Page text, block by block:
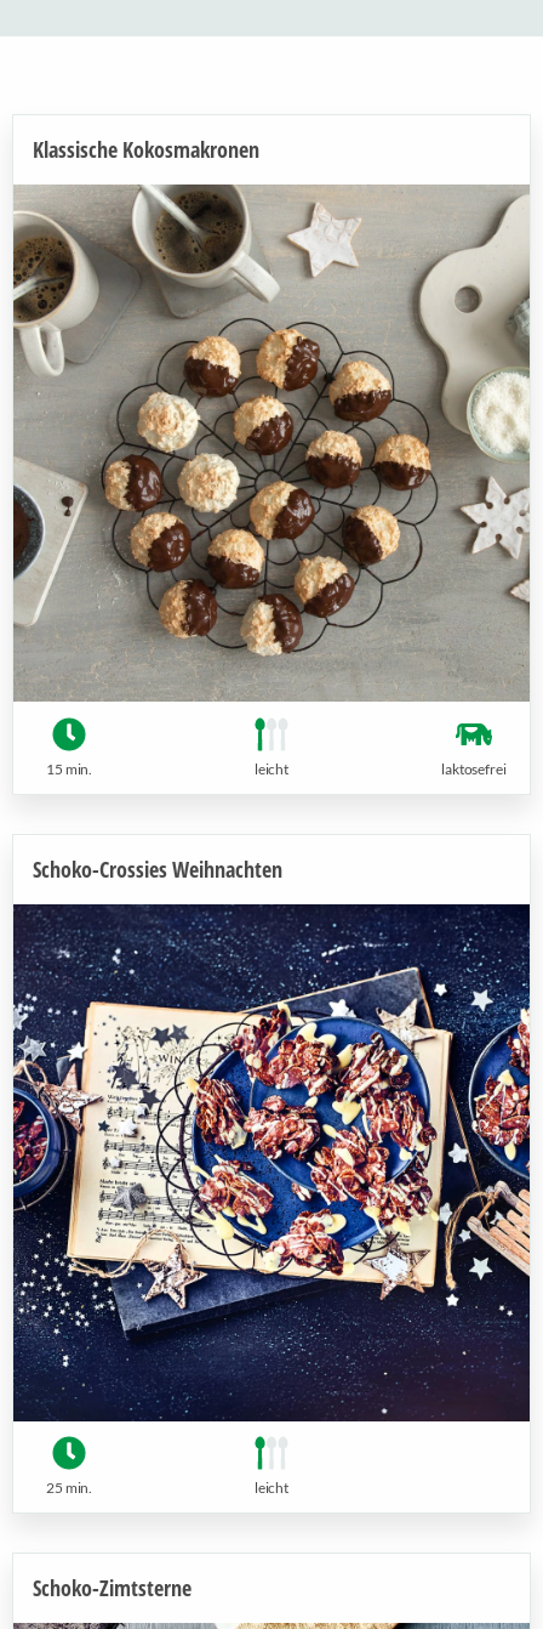
Klassische Kokosmakronen
15 min. leicht laktosefrei
Schoko-Crossies Weihnachten
25 min. leicht
Schoko-Zimtsterne